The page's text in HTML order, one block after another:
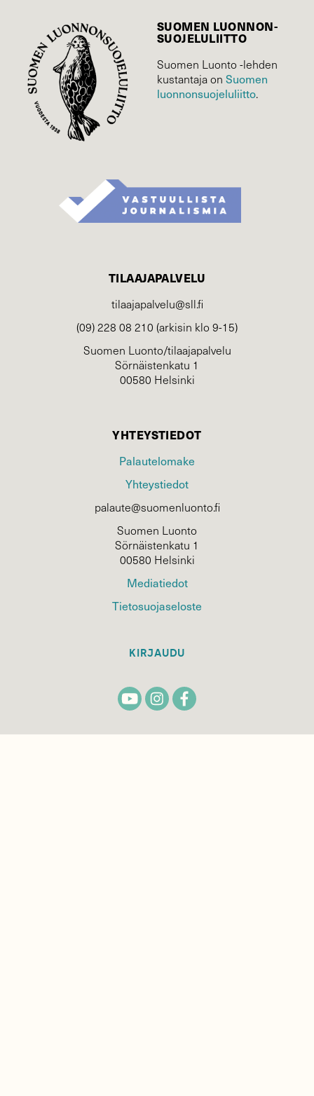
SUOMEN LUONNON­
SUOJELU­LIITTO
Suomen Luonto -lehden
kustantaja on Suomen
luonnonsuojelu­liitto.
TILAAJAPALVELU
tilaajapalvelu@sll.fi
(09) 228 08 210 (arkisin klo 9-15)
Suomen Luonto/tilaajapalvelu
Sörnäistenkatu 1
00580 Helsinki
YHTEYSTIEDOT
Palautelomake
Yhteystiedot
palaute@suomenluonto.fi
Suomen Luonto
Sörnäistenkatu 1
00580 Helsinki
Mediatiedot
Tietosuojaseloste
KIRJAUDU